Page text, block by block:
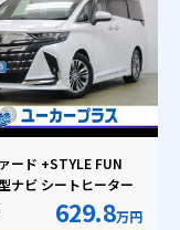
ード +STYLE FUN
ナビ シートヒーター
629.8万円